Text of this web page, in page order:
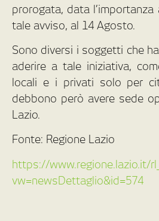
prorogata, data
tale avviso, al 14 Agosto.
Sono diversi i soggetti che
aderire a tale iniziativa,
locali e i privati solo per
debbono però avere sede
Lazio.
Fonte: Regione Lazio
https://www.regione.lazio.it/
vw=newsDettaglio&id=574